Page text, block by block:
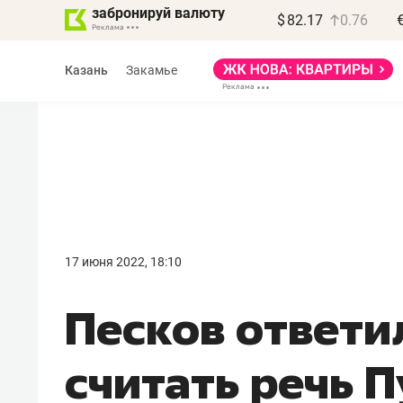
забронируй валюту $ 82.17 0.76
Казань Закамье
17 июня 2022, 18:10
Песков
считать речь
правил, бизнес может
потерять минимум